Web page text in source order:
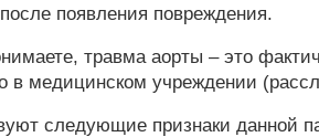
появления повреждения.
травма аорты – это
в медицинском учреждении
следующие признаки данной